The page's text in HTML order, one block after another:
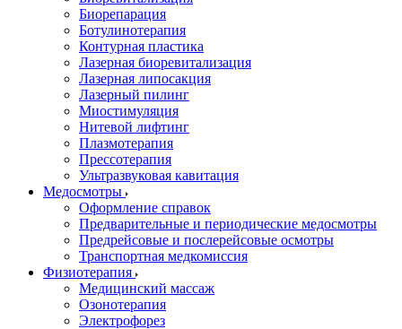
Биорепарация
Ботулинотерапия
Контурная пластика
Лазерная биоревитализация
Лазерная липосакция
Лазерный пилинг
Миостимуляция
Нитевой лифтинг
Плазмотерапия
Прессотерапия
Ультразвуковая кавитация
Медосмотры
Оформление справок
Предварительные и периодические медосмотры
Предрейсовые и послерейсовые осмотры
Транспортная медкомиссия
Физиотерапия
Медицинский массаж
Озонотерапия
Электрофорез